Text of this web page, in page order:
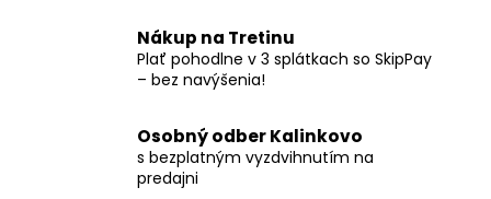
Nákup na Tretinu
Plať pohodlne v 3 splátkach so SkipPay
– bez navýšenia!
Osobný odber Kalinkovo
s bezplatným vyzdvihnutím na
predajni